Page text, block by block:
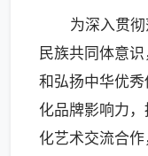
为深入贯彻
民族共同体意
和弘扬中华优
化品牌影响力
化艺术交流合